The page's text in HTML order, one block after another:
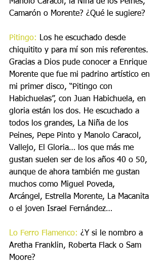
Camarón o Morente? ¿Qué le sugiere?
Pitingo: Los he escuchado desde
chiquitito y para mí son mis referentes.
Gracias a Dios pude conocer a Enrique
Morente que fue mi padrino artístico en
mi primer disco, “Pitingo con
Habichuelas”, con Juan Habichuela, en
gloria están los dos. He escuchado a
todos los grandes, La Niña de los
Peines, Pepe Pinto y Manolo Caracol,
Vallejo, El Gloria… los que más me
gustan suelen ser de los años 40 o 50,
aunque de ahora también me gustan
muchos como Miguel Poveda,
Arcángel, Estrella Morente, La Macanita
o el joven Israel Fernández…
Lo Ferro Flamenco: ¿Y si le nombro a
Aretha Franklin, Roberta Flack o Sam
Moore?